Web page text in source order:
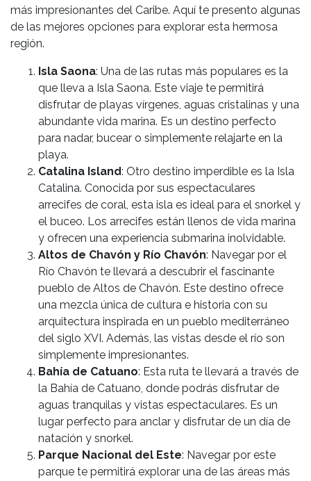
más impresionantes del Caribe. Aquí te presento algunas
de las mejores opciones para explorar esta hermosa
región.
Isla Saona: Una de las rutas más populares es la
que lleva a Isla Saona. Este viaje te permitirá
disfrutar de playas vírgenes, aguas cristalinas y una
abundante vida marina. Es un destino perfecto
para nadar, bucear o simplemente relajarte en la
playa.
Catalina Island: Otro destino imperdible es la Isla
Catalina. Conocida por sus espectaculares
arrecifes de coral, esta isla es ideal para el snorkel y
el buceo. Los arrecifes están llenos de vida marina
y ofrecen una experiencia submarina inolvidable.
Altos de Chavón y Río Chavón: Navegar por el
Río Chavón te llevará a descubrir el fascinante
pueblo de Altos de Chavón. Este destino ofrece
una mezcla única de cultura e historia con su
arquitectura inspirada en un pueblo mediterráneo
del siglo XVI. Además, las vistas desde el río son
simplemente impresionantes.
Bahía de Catuano: Esta ruta te llevará a través de
la Bahía de Catuano, donde podrás disfrutar de
aguas tranquilas y vistas espectaculares. Es un
lugar perfecto para anclar y disfrutar de un día de
natación y snorkel.
Parque Nacional del Este: Navegar por este
parque te permitirá explorar una de las áreas más